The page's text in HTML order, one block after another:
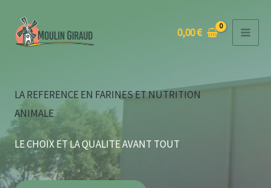
contenu
0,00€
LA REFERENCE EN FARINES ET NUTRITION
ANIMALE
LE CHOIX ET LA QUALITE AVANT TOUT